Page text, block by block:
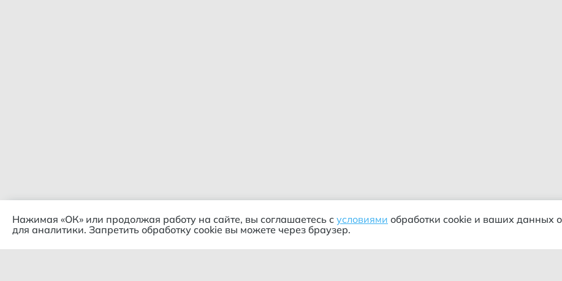
Нажимая «ОК» или продолжая работу на сайте, вы соглашаетесь с условиями обработки cookie и ваших данных
для аналитики. Запретить обработку cookie вы можете через браузер.